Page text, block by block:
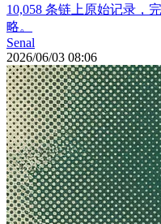
10,058 条链上原始记录，
略。
Senal
2026/06/03 08:06